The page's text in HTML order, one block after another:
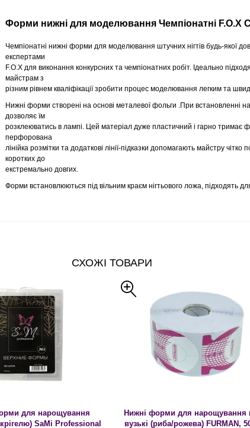
Форми нижні для моделювання Чемпіонатні F.O.X
Чемпіонатні нижні форми для моделювання штучних нігтів будь-якої
експертами
F.O.X для виконання конкурсних та чемпіонатних робіт. Ідеально
майстрам з
різним рівнем кваліфікації зробити процес моделювання легким та
Нижні форми створені на основі металевої фольги .При встановленні на
дозволяє їм
розклеюватись в лампі. Цей матеріал дуже пластичний і гарно тримає
перфорована
лінійка розмітки та додаткові лінії-підказки допомагають майстру
коротких до
екстремально довгих.
Форми встановлюються під вільним краєм нігтьового ложа, підходять
СХОЖІ ТОВАРИ
для нарощування
SaMi Professional
Нижні форми для нарощування
вузькі (риба/рожева) FURMAN,